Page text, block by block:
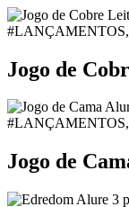
#LANÇAMENTOS,
Jogo de
#LANÇAMENTOS,
Jogo de